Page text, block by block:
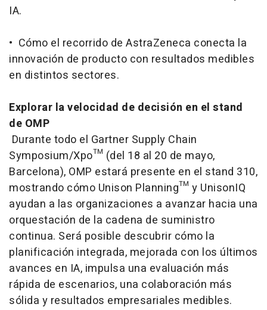
IA.
• Cómo el recorrido de AstraZeneca conecta la
innovación de producto con resultados medibles
en distintos sectores.
Explorar la velocidad de decisión en el stand
de OMP
Durante todo el Gartner Supply Chain
Symposium/Xpo™ (del 18 al 20 de mayo,
Barcelona), OMP estará presente en el stand 310,
mostrando cómo Unison Planning™ y UnisonIQ
ayudan a las organizaciones a avanzar hacia una
orquestación de la cadena de suministro
continua. Será posible descubrir cómo la
planificación integrada, mejorada con los últimos
avances en IA, impulsa una evaluación más
rápida de escenarios, una colaboración más
sólida y resultados empresariales medibles.